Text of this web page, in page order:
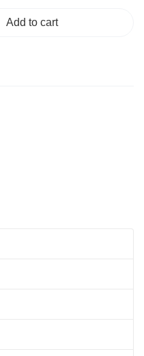
Add to cart